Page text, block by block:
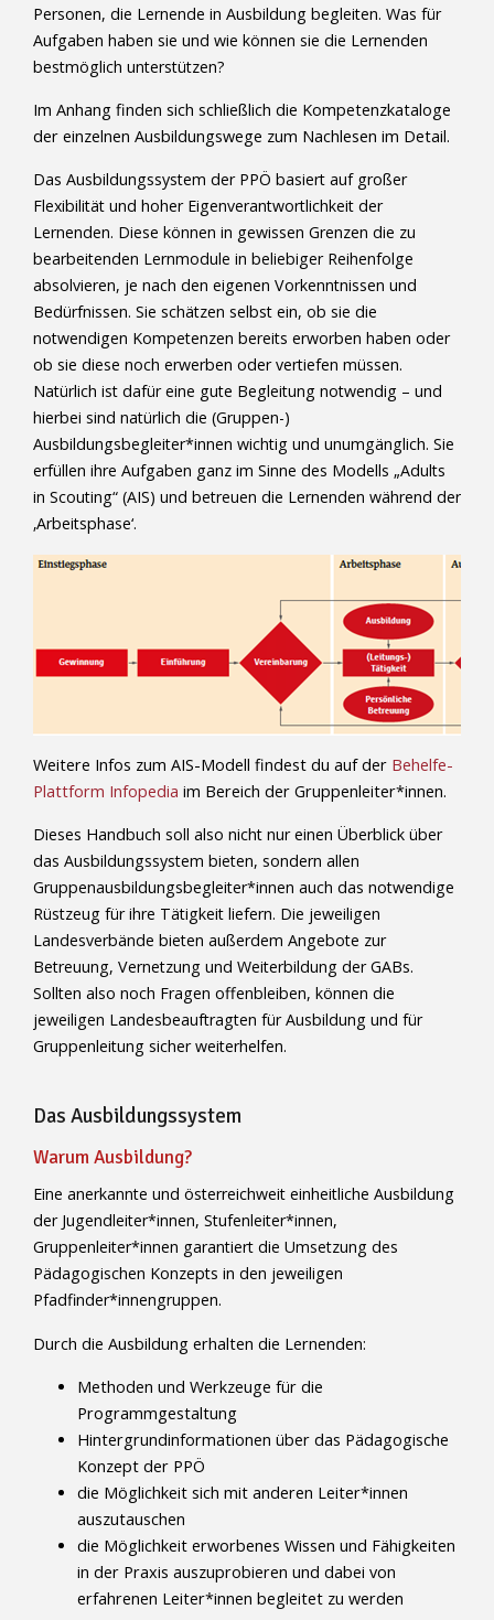
Personen, die Lernende in Ausbildung begleiten. Was für
Aufgaben haben sie und wie können sie die Lernenden
bestmöglich unterstützen?
Im Anhang finden sich schließlich die Kompetenzkataloge
der einzelnen Ausbildungswege zum Nachlesen im Detail.
Das Ausbildungssystem der PPÖ basiert auf großer
Flexibilität und hoher Eigenverantwortlichkeit der
Lernenden. Diese können in gewissen Grenzen die zu
bearbeitenden Lernmodule in beliebiger Reihenfolge
absolvieren, je nach den eigenen Vorkenntnissen und
Bedürfnissen. Sie schätzen selbst ein, ob sie die
notwendigen Kompetenzen bereits erworben haben oder
ob sie diese noch erwerben oder vertiefen müssen.
Natürlich ist dafür eine gute Begleitung notwendig – und
hierbei sind natürlich die (Gruppen-)
Ausbildungsbegleiter*innen wichtig und unumgänglich. Sie
erfüllen ihre Aufgaben ganz im Sinne des Modells „Adults
in Scouting“ (AIS) und betreuen die Lernenden während der
‚Arbeitsphase‘.
Weitere Infos zum AIS-Modell findest du auf der Behelfe-
Plattform Infopedia im Bereich der Gruppenleiter*innen.
Dieses Handbuch soll also nicht nur einen Überblick über
das Ausbildungssystem bieten, sondern allen
Gruppenausbildungsbegleiter*innen auch das notwendige
Rüstzeug für ihre Tätigkeit liefern. Die jeweiligen
Landesverbände bieten außerdem Angebote zur
Betreuung, Vernetzung und Weiterbildung der GABs.
Sollten also noch Fragen offenbleiben, können die
jeweiligen Landesbeauftragten für Ausbildung und für
Gruppenleitung sicher weiterhelfen.
Das Ausbildungssystem
Warum Ausbildung?
Eine anerkannte und österreichweit einheitliche Ausbildung
der Jugendleiter*innen, Stufenleiter*innen,
Gruppenleiter*innen garantiert die Umsetzung des
Pädagogischen Konzepts in den jeweiligen
Pfadfinder*innengruppen.
Durch die Ausbildung erhalten die Lernenden:
Methoden und Werkzeuge für die
Programmgestaltung
Hintergrundinformationen über das Pädagogische
Konzept der PPÖ
die Möglichkeit sich mit anderen Leiter*innen
auszutauschen
die Möglichkeit erworbenes Wissen und Fähigkeiten
in der Praxis auszuprobieren und dabei von
erfahrenen Leiter*innen begleitet zu werden